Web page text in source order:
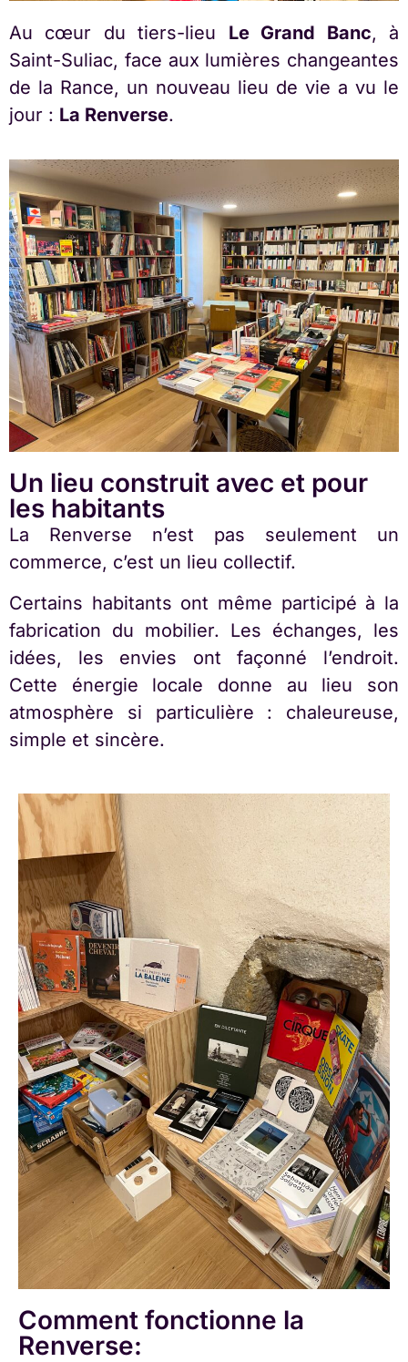
Au cœur du tiers-lieu Le Grand Banc, à
Saint-Suliac, face aux lumières changeantes
de la Rance, un nouveau lieu de vie a vu le
jour : La Renverse.
Un lieu construit avec et pour
les habitants
La Renverse n’est pas seulement un
commerce, c’est un lieu collectif.
Certains habitants ont même participé à la
fabrication du mobilier. Les échanges, les
idées, les envies ont façonné l’endroit.
Cette énergie locale donne au lieu son
atmosphère si particulière : chaleureuse,
simple et sincère.
Comment fonctionne la
Renverse: